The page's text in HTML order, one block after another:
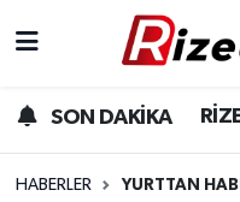
SON DAKİKA
HABERLER YURTTAN
Gündem
Rize Hava Durumu